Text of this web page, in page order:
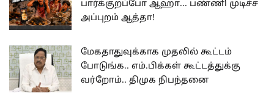
பார்க்குறப்போ ஆஹா... பண்ணி முடிச்ச
அப்புறம் ஆத்தா!
மேகதாதுவுக்காக முதலில் கூட்டம்
போடுங்க.. எம்.பிக்கள் கூட்டத்துக்கு
வர்றோம்.. திமுக நிபந்தனை